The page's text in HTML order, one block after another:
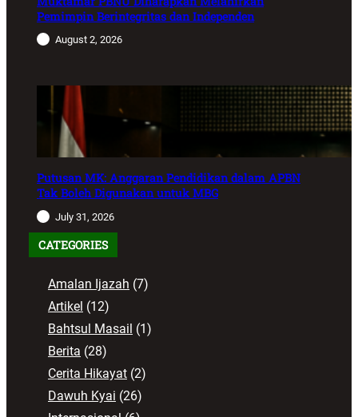
Pemimpin Berintegritas dan Independen
August 2, 2026
Putusan MK: Anggaran Pendidikan dalam APBN
Tak Boleh Digunakan untuk MBG
July 31, 2026
CATEGORIES
Amalan Ijazah (7)
Artikel (12)
Bahtsul Masail (1)
Berita (28)
Cerita Hikayat (2)
Dawuh Kyai (26)